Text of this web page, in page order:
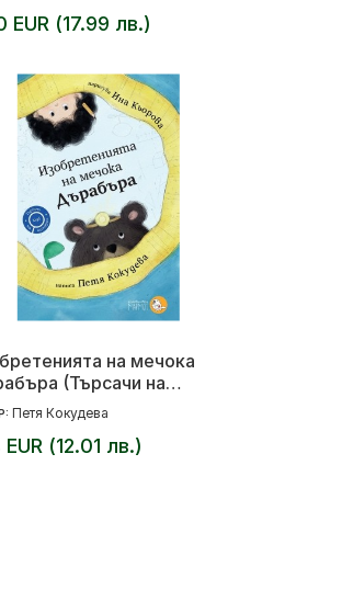
EUR (17.99 лв.)
на мечока
(Търсачи на
2)
Петя Кокудева
EUR (12.01 лв.)